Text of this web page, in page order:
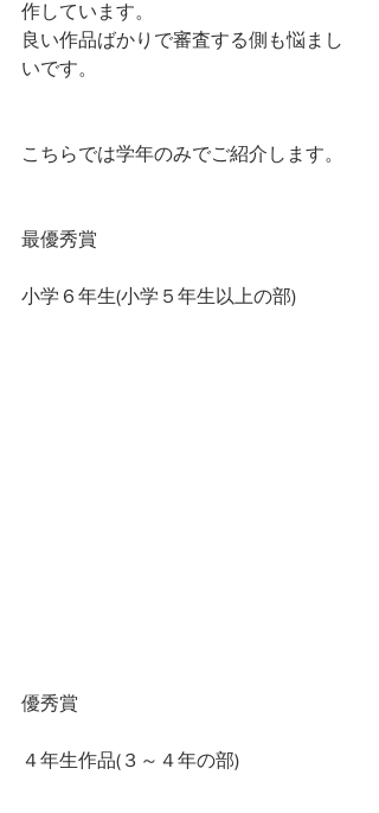
作しています。
良い作品ばかりで審査する側も悩まし
いです。
こちらでは学年のみでご紹介します。
最優秀賞
小学６年生(小学５年生以上の部)
優秀賞
４年生作品(３～４年の部)